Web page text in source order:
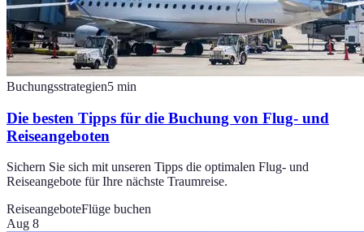
Buchungsstrategien5 min
Die besten Tipps für die Buchung von Flug- und
Reiseangeboten
Sichern Sie sich mit unseren Tipps die optimalen Flug- und
Reiseangebote für Ihre nächste Traumreise.
ReiseangeboteFlüge buchen
Aug 8